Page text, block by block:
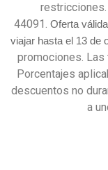
44091. Oferta
viajar hasta el 13 de
promociones.
Porcentajes
descuentos no
a